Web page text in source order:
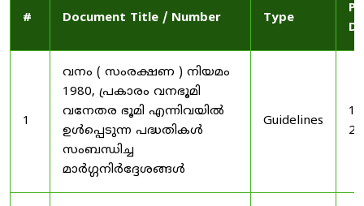
# Document Title / Number Type
1
വനം ( സംരക്ഷണ ) നിയമം
1980, പ്രകാരം വനഭൂമി
വനേതര ഭൂമി എന്നിവയിൽ
ഉൾപ്പെടുന്ന പദ്ധതികൾ
സംബന്ധിച്ച
മാർഗ്ഗനിർദ്ദേശങ്ങൾ
Guidelines